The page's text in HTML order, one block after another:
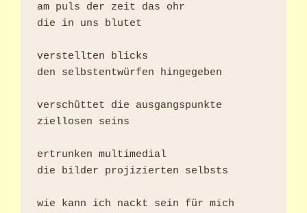
am puls der zeit das ohr
die in uns blutet
verstellten blicks
den selbstentwürfen hingegeben
verschüttet die ausgangspunkte
ziellosen seins
ertrunken multimedial
die bilder projizierten selbsts
wie kann ich nackt sein für mich